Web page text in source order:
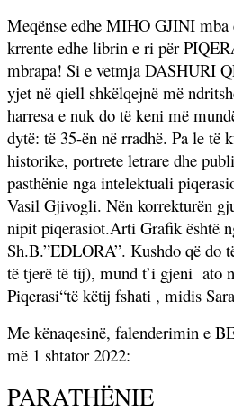
Meqënse edhe MIHO GJINI
krrente edhe librin e ri për
mbrapa! Si e vetmja DASHURI
yjet në qiell shkëlqejnë më
harresa e nuk do të keni më
dytë: të 35-ën në rradhë. Pa le
historike, portrete letrare dhe
pasthënie nga intelektuali
Vasil Gjivogli. Nën korrekturën
nipit piqerasiot.Arti Grafik është
Sh.B.”EDLORA”. Kushdo që do
të tjerë të tij), mund t’i gjeni ato
Piqerasi“të këtij fshati , midis
Me kënaqesinë, falenderimin e
më 1 shtator 2022:
PARATHËNIE